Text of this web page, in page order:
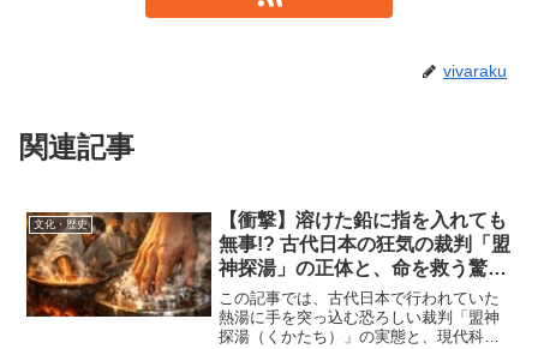
vivaraku
関連記事
文化・歴史
【衝撃】溶けた鉛に指を入れても
無事!? 古代日本の狂気の裁判「盟
神探湯」の正体と、命を救う驚き
の科学原理
この記事では、古代日本で行われていた
熱湯に手を突っ込む恐ろしい裁判「盟神
探湯（くかたち）」の実態と、現代科学